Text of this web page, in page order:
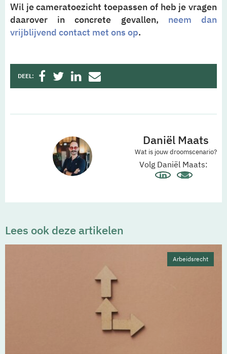
Wil je cameratoezicht toepassen of heb je vragen
daarover in concrete gevallen, neem dan
vrijblijvend contact met ons op.
DEEL:
Daniël Maats
Wat is jouw droomscenario?
Volg Daniël Maats:
Lees ook deze artikelen
Arbeidsrecht